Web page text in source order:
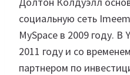
социальную сеть
MySpace в 2009 году.
2011 году и со
партнером по